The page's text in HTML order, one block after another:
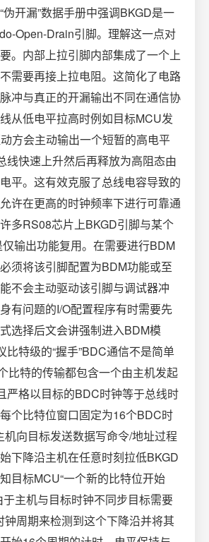
伪开漏”数据手册中强调BKGD是一
Open-Drain引脚。理解这一点对
。内部上拉引脚内部集成了一个上
需要再接上拉电阻。这简化了电路
冲与真正的开漏输出不同在通信协
从低电平拉高时例如目标MCU发
动方会主动输出一个短暂的高电平
线快速上升然后再释放为高阻态由
平。这有效克服了总线电容导致的
许在更高的时钟频率下进行可靠通
多RS08芯片上BKGD引脚与某个
输出功能复用。在需要进行BDM
须将该引脚配置为BDM功能或至
不会主动驱动该引脚与调试器冲
有问题的I/O配置程序有时需要先
选择后文会讲强制进入BDM模
比特级的“握手”BDC通信不是简单
比特的传输都包含一个由主机发起
严格以目标的BDC时钟等于总线时
个比特位窗口固定为16个BDC时
机向目标发送数据写命令/地址过程
下降沿主机在任意时刻拉低BKGD
目标MCU“一个新的比特位开始
于主机与目标时钟不同步目标需要
钟周期来检测到这个下降沿并将其